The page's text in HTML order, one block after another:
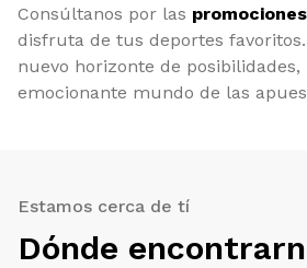
Consúltanos por las
disfruta de tus deportes
nuevo horizonte de posibilidades,
emocionante mundo de las
Estamos cerca de tí
Dónde